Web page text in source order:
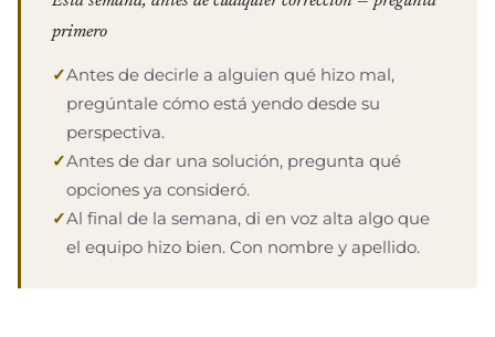
primero
Antes de decirle a alguien qué hizo mal,
pregúntale cómo está yendo desde su
perspectiva.
Antes de dar una solución, pregunta qué
opciones ya consideró.
Al final de la semana, di en voz alta algo que
el equipo hizo bien. Con nombre y apellido.